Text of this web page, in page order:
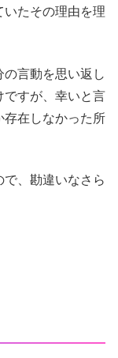
いたその理由を理
言動を思い返し
ですが、幸いと言
存在しなかった所
、勘違いなさら